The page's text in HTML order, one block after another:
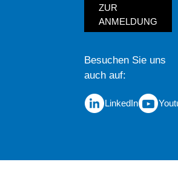
ZUR
ANMELDUNG
Besuchen Sie uns
auch auf
LinkedIn